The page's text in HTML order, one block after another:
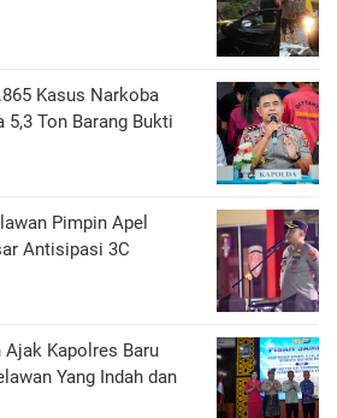
Kasus Narkoba
5,3 Ton Barang Bukti
Pimpin Apel
Antisipasi 3C
Kapolres Baru
Yang Indah dan